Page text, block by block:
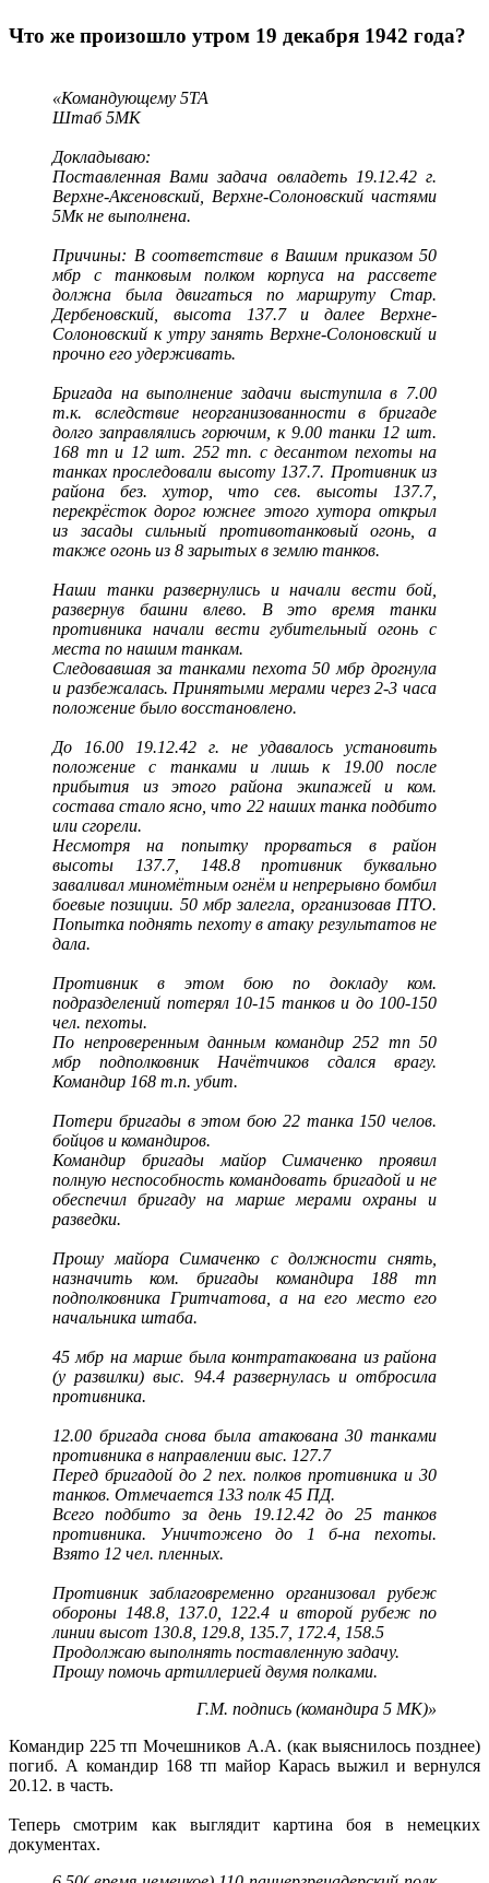
Что же произошло утром 19 декабря 1942 года?
«Командующему 5ТА
Штаб 5МК
Докладываю:
Поставленная Вами задача овладеть 19.12.42 г.
Верхне-Аксеновский, Верхне-Солоновский частями
5Мк не выполнена.
Причины: В соответствие в Вашим приказом 50
мбр с танковым полком корпуса на рассвете
должна была двигаться по маршруту Стар.
Дербеновский, высота 137.7 и далее Верхне-
Солоновский к утру занять Верхне-Солоновский и
прочно его удерживать.
Бригада на выполнение задачи выступила в 7.00
т.к. вследствие неорганизованности в бригаде
долго заправлялись горючим, к 9.00 танки 12 шт.
168 тп и 12 шт. 252 тп. с десантом пехоты на
танках проследовали высоту 137.7. Противник из
района без. хутор, что сев. высоты 137.7,
перекрёсток дорог южнее этого хутора открыл
из засады сильный противотанковый огонь, а
также огонь из 8 зарытых в землю танков.
Наши танки развернулись и начали вести бой,
развернув башни влево. В это время танки
противника начали вести губительный огонь с
места по нашим танкам.
Следовавшая за танками пехота 50 мбр дрогнула
и разбежалась. Принятыми мерами через 2-3 часа
положение было восстановлено.
До 16.00 19.12.42 г. не удавалось установить
положение с танками и лишь к 19.00 после
прибытия из этого района экипажей и ком.
состава стало ясно, что 22 наших танка подбито
или сгорели.
Несмотря на попытку прорваться в район
высоты 137.7, 148.8 противник буквально
заваливал миномётным огнём и непрерывно бомбил
боевые позиции. 50 мбр залегла, организовав ПТО.
Попытка поднять пехоту в атаку результатов не
дала.
Противник в этом бою по докладу ком.
подразделений потерял 10-15 танков и до 100-150
чел. пехоты.
По непроверенным данным командир 252 тп 50
мбр подполковник Начётчиков сдался врагу.
Командир 168 т.п. убит.
Потери бригады в этом бою 22 танка 150 челов.
бойцов и командиров.
Командир бригады майор Симаченко проявил
полную неспособность командовать бригадой и не
обеспечил бригаду на марше мерами охраны и
разведки.
Прошу майора Симаченко с должности снять,
назначить ком. бригады командира 188 тп
подполковника Гритчатова, а на его место его
начальника штаба.
45 мбр на марше была контратакована из района
(у развилки) выс. 94.4 развернулась и отбросила
противника.
12.00 бригада снова была атакована 30 танками
противника в направлении выс. 127.7
Перед бригадой до 2 пех. полков противника и 30
танков. Отмечается 133 полк 45 ПД.
Всего подбито за день 19.12.42 до 25 танков
противника. Уничтожено до 1 б-на пехоты.
Взято 12 чел. пленных.
Противник заблаговременно организовал рубеж
обороны 148.8, 137.0, 122.4 и второй рубеж по
линии высот 130.8, 129.8, 135.7, 172.4, 158.5
Продолжаю выполнять поставленную задачу.
Прошу помочь артиллерией двумя полками.
Г.М. подпись (командира 5 МК)»
Командир 225 тп Мочешников А.А. (как выяснилось позднее)
погиб. А командир 168 тп майор Карась выжил и вернулся
20.12. в часть.
Теперь смотрим как выглядит картина боя в немецких
документах.